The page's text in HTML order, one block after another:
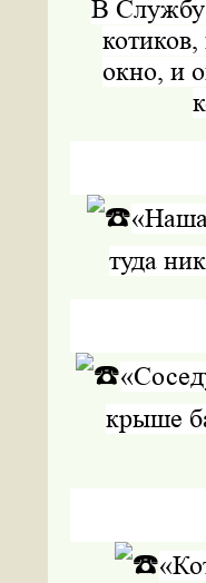
В Службу
окно, и
туда
крыше